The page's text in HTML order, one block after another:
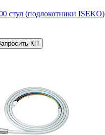
стул (подлокотники ISEKO)
КП